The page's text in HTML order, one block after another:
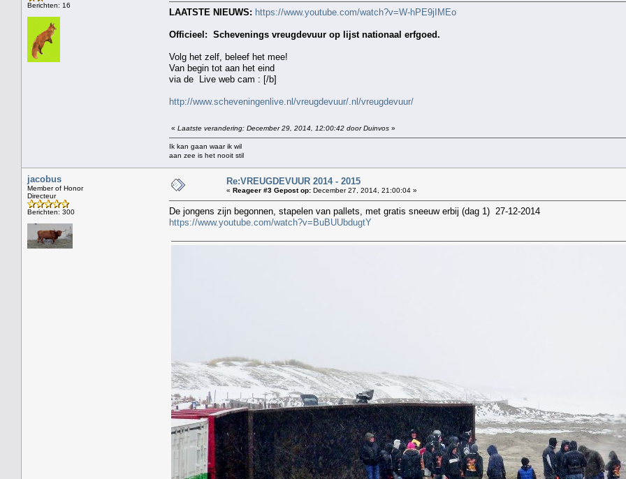
Berichten: 16
LAATSTE NIEUWS: https://www.youtube.com/watch?v=W-hPE9jIMEo
Officieel: Schevenings vreugdevuur op lijst nationaal erfgoed.
Volg het zelf, beleef het mee!
Van begin tot aan het eind
via de Live web cam : [/b]
http://www.scheveningenlive.nl/vreugdevuur/.nl/vreugdevuur/
« Laatste verandering: December 29, 2014, 12:00:42 door Duinvos »
Ik kan gaan waar ik wil
aan zee is het nooit stil
jacobus
Member of Honor
Directeur
Berichten: 300
Re:VREUGDEVUUR 2014 - 2015
« Reageer #3 Gepost op: December 27, 2014, 21:00:04 »
De jongens zijn begonnen, stapelen van pallets, met gratis sneeuw erbij (dag 1) 27-12-2014
https://www.youtube.com/watch?v=BuBUUbdugtY